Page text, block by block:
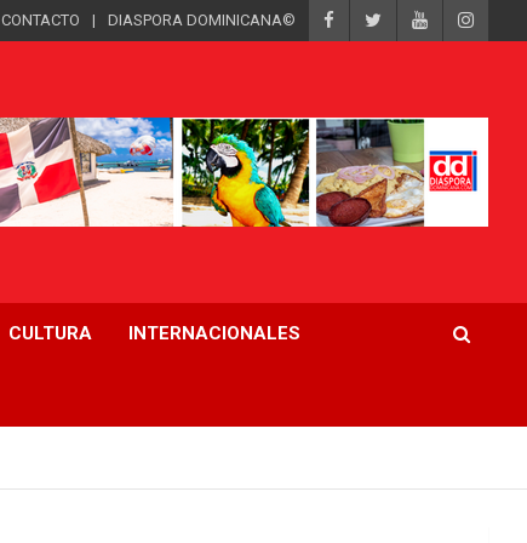
CONTACTO DIASPORA DOMINICANA©
CULTURA INTERNACIONALES